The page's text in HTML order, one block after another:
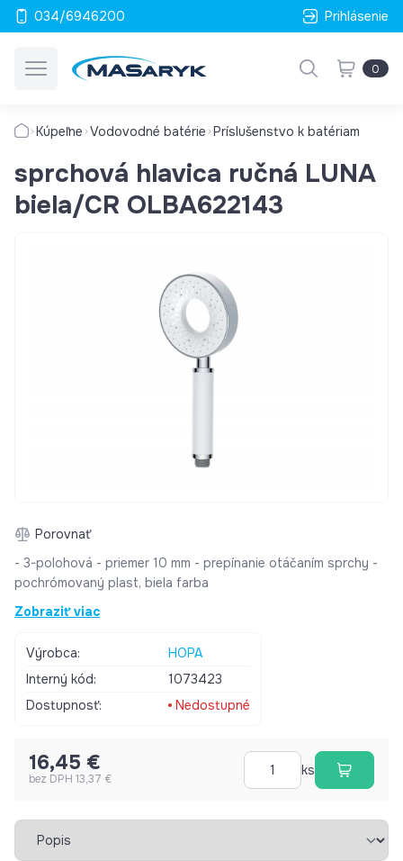
034/6946200 Prihlásenie
0
Kúpeľne Vodovodné batérie Príslušenstvo k batériam
sprchová hlavica ručná LUNA
biela/CR OLBA622143
Porovnať
- 3-polohová - priemer 10 mm - prepínanie otáčaním sprchy -
pochrómovaný plast, biela farba
Zobraziť viac
Výrobca:
HOPA
Interný kód:
1073423
Dostupnosť:
Nedostupné
16,45 €
bez DPH 13,37 €
ks
Vybrať záložku